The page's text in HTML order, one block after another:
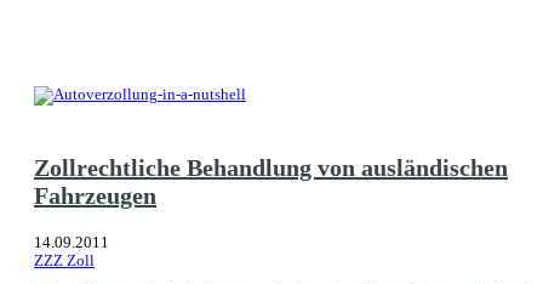
Zollrechtliche Behandlung von ausländischen
Fahrzeugen
14.09.2011
ZZZ Zoll